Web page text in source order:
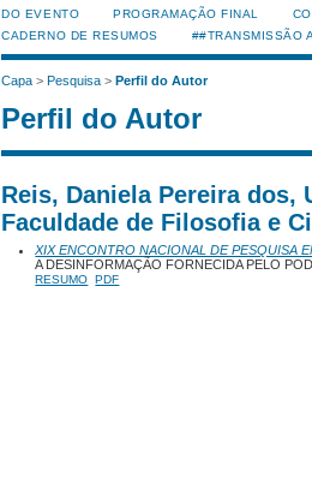
DO EVENTO
PROGRAMAÇÃO FINAL
CADERNO DE RESUMOS
##TRANSMISSÃO
Capa >Pesquisa >Perfil do Autor
Perfil do Autor
Reis, Daniela Pereira
Faculdade de Filosofia e
XIX ENCONTRO NACIONAL DE PESQUISA
A DESINFORMAÇÃO FORNECIDA PELO
RESUMO PDF